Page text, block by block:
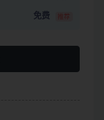
免费 推荐